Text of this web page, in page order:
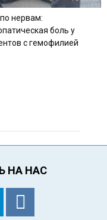
нервам:
боль у
с гемофилией
НА НАС